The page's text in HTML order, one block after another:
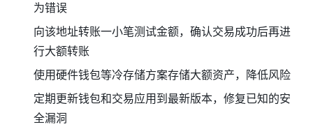
为错误
向该地址转账一小笔测试金额，确认交易成功后再进
行大额转账
使用硬件钱包等冷存储方案存储大额资产，降低风险
定期更新钱包和交易应用到最新版本，修复已知的安
全漏洞